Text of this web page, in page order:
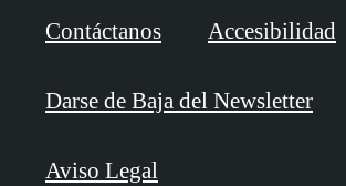
Contáctanos Accesibilidad
Darse de Baja del Newsletter
Aviso Legal